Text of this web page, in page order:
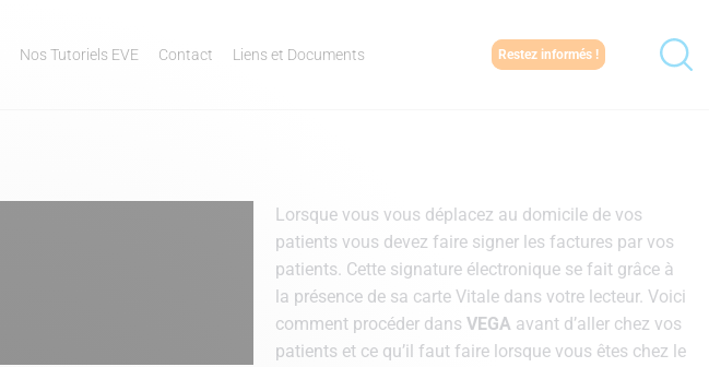
Nos Tutoriels EVE Contact Liens et Documents Restez informés !
Lorsque vous vous déplacez au domicile de vos
patients vous devez faire signer les factures par vos
patients. Cette signature électronique se fait grâce à
la présence de sa carte Vitale dans votre lecteur. Voici
comment procéder dansVEGA avant d’aller chez vos
patients et ce qu’il faut faire lorsque vous êtes chez le